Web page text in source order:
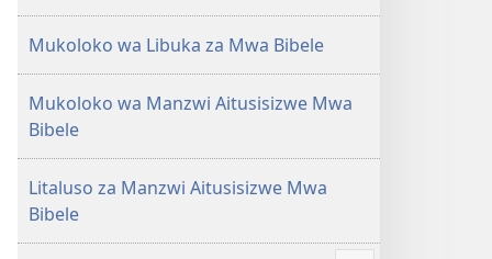
Mukoloko wa Libuka za Mwa Bibele
Mukoloko wa Manzwi Aitusisizwe Mwa
Bibele
Litaluso za Manzwi Aitusisizwe Mwa
Bibele